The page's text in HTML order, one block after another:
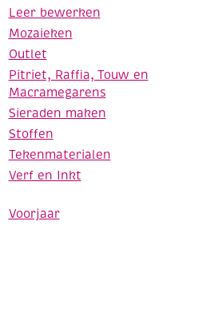
Leer bewerken
Mozaieken
Outlet
Pitriet, Raffia, Touw en
Macramegarens
Sieraden maken
Stoffen
Tekenmaterialen
Verf en Inkt
Voorjaar